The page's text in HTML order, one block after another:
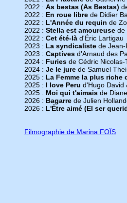
2022 : As bestas (As Bestas)
2022 : En roue libre de Didier
2022 : L'Année du requin de
2022 : Stella est amoureuse de
2022 : Cet été-là d'Éric Lartigau
2023 : La syndicaliste de Jean-
2023 : Captives d'Arnaud des
2024 : Furies de Cédric
2024 : Je le jure de Samuel
2025 : La Femme la plus riche
2025 : I love Peru d'Hugo David
2025 : Moi qui t'aimais de
2026 : Bagarre de Julien
2026 : L'Être aimé (El ser
Filmographie de Marina FOÏS